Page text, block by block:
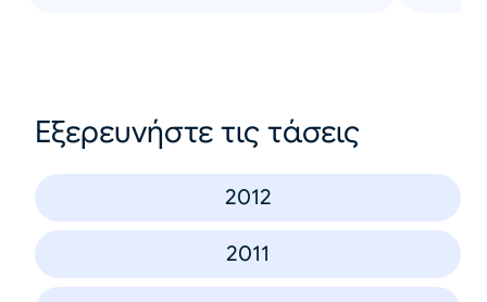
Εξερευνήστε τις τάσεις
2012
2011